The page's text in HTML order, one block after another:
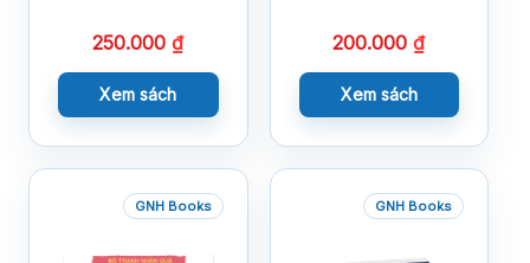
250.000₫
Xem sách
200.000₫
Xem sách
GNH Books GNH Books